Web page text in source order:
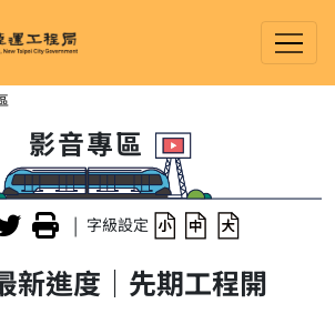
工程局
影音專區
| 字級設定
新進度｜先期工程開